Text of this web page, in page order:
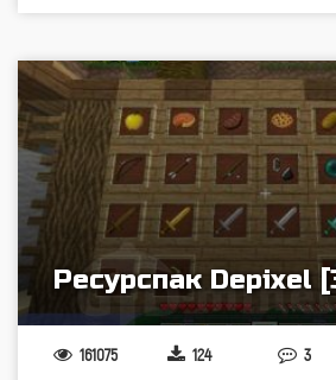
Ресурспак Depixel
161075 124 3